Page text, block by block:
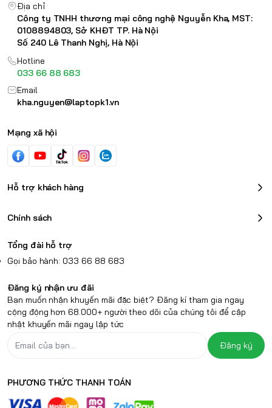
Địa chỉ
Công ty TNHH thương mại công nghệ Nguyễn Kha, MST:
0108894803, Sở KHĐT TP. Hà Nội
Số 240 Lê Thanh Nghị, Hà Nội
Hotline
033 66 88 683
Email
kha.nguyen@laptopk1.vn
Mạng xã hội
Hỗ trợ khách hàng
Chính sách
Tổng đài hỗ trợ
Gọi bảo hành: 033 66 88 683
Đăng ký nhận ưu đãi
Bạn muốn nhận khuyến mãi đặc biệt? Đăng kí tham gia ngay
cộng động hơn 68.000+ người theo dõi của chúng tôi để cập
nhật khuyến mãi ngay lập tức
Đăng ký
PHƯƠNG THỨC THANH TOÁN